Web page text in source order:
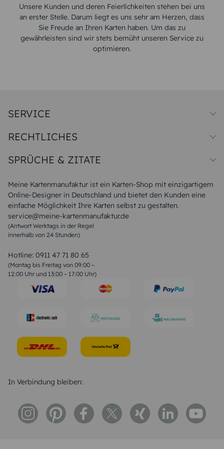
Unsere Kunden und deren Feierlichkeiten stehen bei uns
an erster Stelle. Darum liegt es uns sehr am Herzen, dass
Sie Freude an Ihren Karten haben. Um das zu
gewährleisten sind wir stets bemüht unseren Service zu
optimieren.
Meine Kartenmanufaktur ist ein Karten-Shop mit einzigartigem
Online-Designer in Deutschland und bietet den Kunden eine
einfache Möglichkeit Ihre Karten selbst zu gestalten.
service@meine-kartenmanufaktur.de
(Antwort Werktags in der Regel
innerhalb von 24 Stunden)
Hotline: 0911 47 71 80 65
(Montag bis Freitag von 09:00 –
12:00 Uhr und 13:00 – 17:00 Uhr)
SERVICE
Papiersorten
Unsere Produktion
Magazin
FAQ
RECHTLICHES
Widerrufsbelehrung
SPRÜCHE & ZITATE
Liebeskummer Sprüche
Sommer Sprüche
Muttertagssprüche
Sprüche zur Hochzeit
Sprüche zur Konfirmation & Kommunion
Weihnachtsgedichte
Liebessprüche
Geburtstagssprüche
Trauersprüche
Konfirmation Glückwünsche
In Verbindung bleiben: